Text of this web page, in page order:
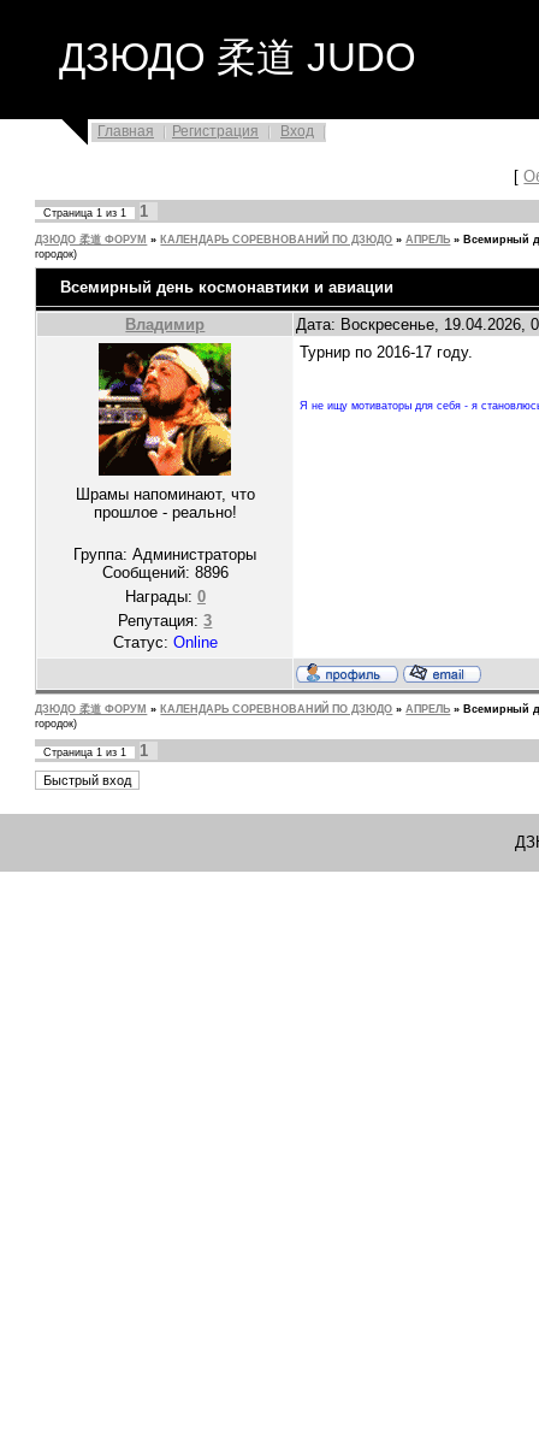
ДЗЮДО 柔道 JUDO
Главная Регистрация Вход
[
Страница1 из1 1
ДЗЮДО 柔道 ФОРУМ » КАЛЕНДАРЬ СОРЕВНОВАНИЙ ПО ДЗЮДО » АПРЕЛЬ » Всемирный
городок)
Всемирный день космонавтики и авиации
Владимир Дата: Воскресенье, 19.04.2026,
Шрамы напоминают, что
прошлое - реально!
Группа: Администраторы
Сообщений: 8896
Награды: 0
Репутация:3
Статус: Online
Турнир по 2016-17 году.
Я не ищу мотиваторы для себя - я
ДЗЮДО 柔道 ФОРУМ » КАЛЕНДАРЬ СОРЕВНОВАНИЙ ПО ДЗЮДО » АПРЕЛЬ » Всемирный
городок)
Страница1 из1 1